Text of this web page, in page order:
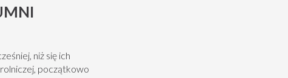
niż się ich
początkowo